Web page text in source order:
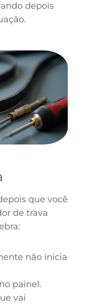
depois
que você
de trava
não inicia
painel.
vai